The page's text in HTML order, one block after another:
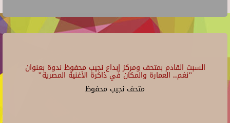
السبت القادم بمتحف ومركز إبداع نجيب محفوظ ندوة بعنوان
"نغم.. العمارة والمكان في ذاكرة الأغنية المصرية"
متحف نجيب محفوظ